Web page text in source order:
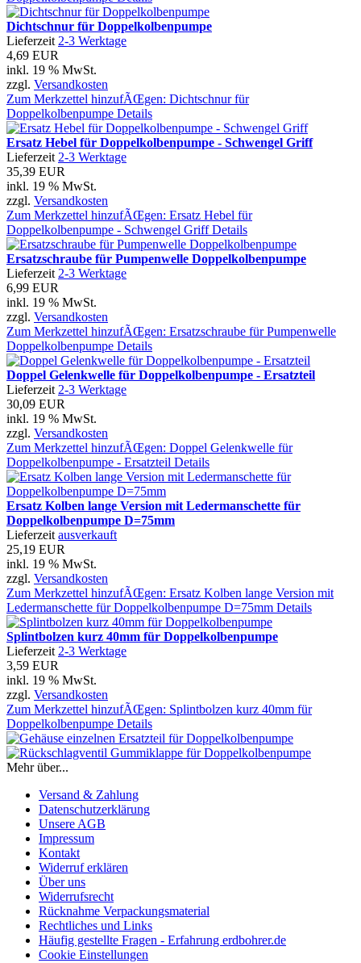
Dichtschnur für Doppelkolbenpumpe
Lieferzeit2-3 Werktage
4,69 EUR
inkl. 19 % MwSt.
zzgl. Versandkosten
Zum Merkzettel hinzufÃŒgen: Dichtschnur für
Doppelkolbenpumpe Details
Ersatz Hebel für Doppelkolbenpumpe - Schwengel Griff
Lieferzeit2-3 Werktage
35,39 EUR
inkl. 19 % MwSt.
zzgl. Versandkosten
Zum Merkzettel hinzufÃŒgen: Ersatz Hebel für
Doppelkolbenpumpe - Schwengel Griff Details
Ersatzschraube für Pumpenwelle Doppelkolbenpumpe
Lieferzeit2-3 Werktage
6,99 EUR
inkl. 19 % MwSt.
zzgl. Versandkosten
Zum Merkzettel hinzufÃŒgen: Ersatzschraube für Pumpenwelle
Doppelkolbenpumpe Details
Doppel Gelenkwelle für Doppelkolbenpumpe - Ersatzteil
Lieferzeit2-3 Werktage
30,09 EUR
inkl. 19 % MwSt.
zzgl. Versandkosten
Zum Merkzettel hinzufÃŒgen: Doppel Gelenkwelle für
Doppelkolbenpumpe - Ersatzteil Details
Ersatz Kolben lange Version mit Ledermanschette für
Doppelkolbenpumpe D=75mm
Lieferzeitausverkauft
25,19 EUR
inkl. 19 % MwSt.
zzgl. Versandkosten
Zum Merkzettel hinzufÃŒgen: Ersatz Kolben lange Version mit
Ledermanschette für Doppelkolbenpumpe D=75mm Details
Splintbolzen kurz 40mm für Doppelkolbenpumpe
Lieferzeit2-3 Werktage
3,59 EUR
inkl. 19 % MwSt.
zzgl. Versandkosten
Zum Merkzettel hinzufÃŒgen: Splintbolzen kurz 40mm für
Doppelkolbenpumpe Details
Mehr über...
Versand & Zahlung
Datenschutzerklärung
Unsere AGB
Impressum
Kontakt
Widerruf erklären
Über uns
Widerrufsrecht
Rücknahme Verpackungsmaterial
Rechtliches und Links
Häufig gestellte Fragen - Erfahrung erdbohrer.de
Cookie Einstellungen